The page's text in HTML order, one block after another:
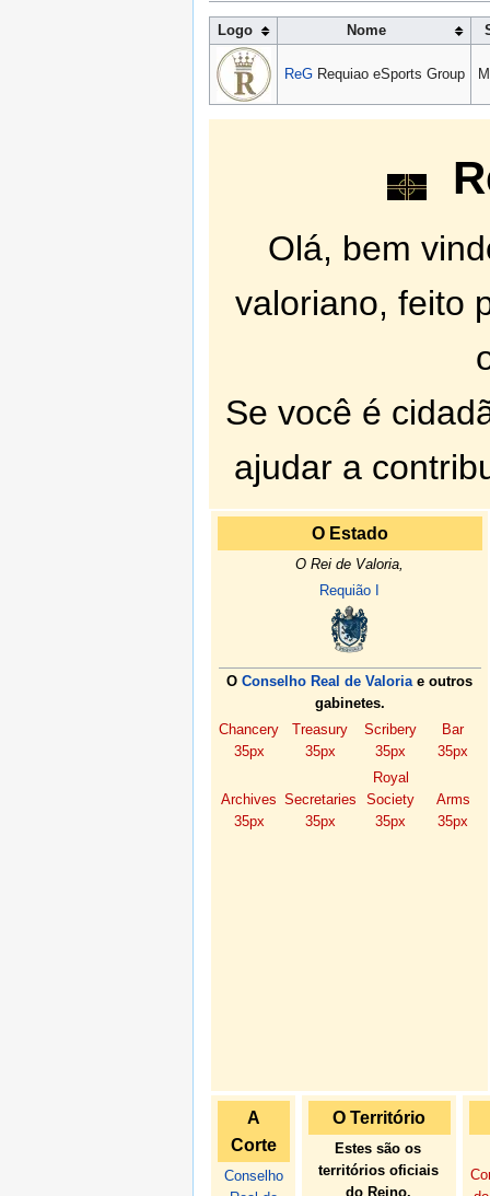
Logo Nome
ReGRequiao eSports Group
Olá, bem
valoriano, feito
Se você é
ajudar a
O Estado
O Rei de Valoria,
Requião I
OConselho Real de Valoriae outros
gabinetes.
Chancery
35px
Treasury
35px
Scribery
35px
Bar
35px
Archives
35px
Secretaries
35px
Royal
Society
35px
Arms
35px
A
Corte
Conselho
O Território
Estes são os
territórios oficiais
do Reino.